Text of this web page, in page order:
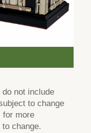
not include
to change
for more
change.